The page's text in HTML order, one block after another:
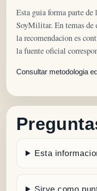
Esta guia forma parte
SoyMilitar. En temas
la recomendacion es
la fuente oficial
Consultar metodologia
Esta
Sirve como